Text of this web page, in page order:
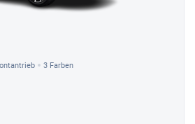
3 Farben